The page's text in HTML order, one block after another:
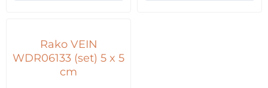
Rako VEIN
WDR06133 (set) 5 x 5
cm